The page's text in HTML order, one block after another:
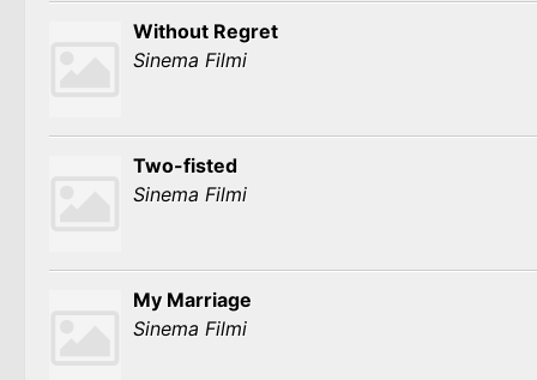
Without Regret
Sinema Filmi
Two-fisted
Sinema Filmi
My Marriage
Sinema Filmi